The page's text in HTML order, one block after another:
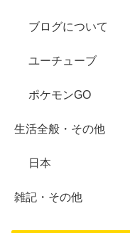
ブログについて
ユーチューブ
ポケモンGO
生活全般・その他
日本
雑記・その他